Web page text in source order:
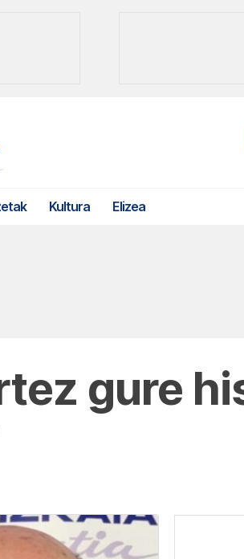
Kultura Elizea
gure